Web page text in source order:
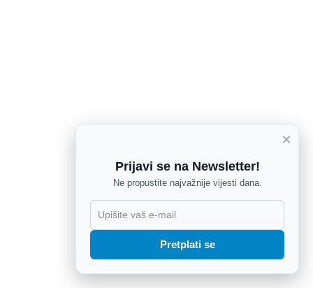
×
Prijavi se na Newsletter!
Ne propustite najvažnije vijesti dana.
Pretplati se